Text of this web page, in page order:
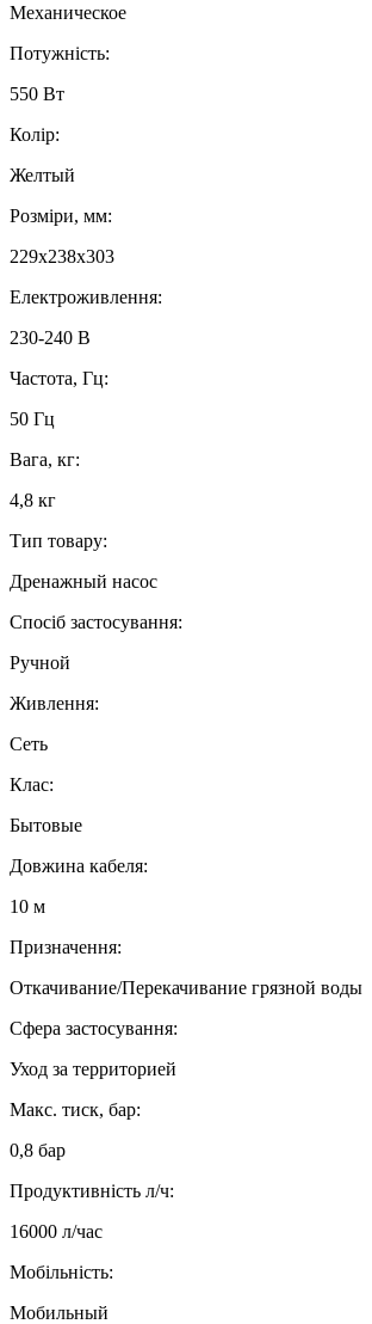
Механическое
Потужність:
550 Вт
Колір:
Желтый
Розміри, мм:
229x238x303
Електроживлення:
230-240 В
Частота, Гц:
50 Гц
Вага, кг:
4,8 кг
Тип товару:
Дренажный насос
Спосіб застосування:
Ручной
Живлення:
Сеть
Клас:
Бытовые
Довжина кабеля:
10 м
Призначення:
Откачивание/Перекачивание грязной воды
Сфера застосування:
Уход за территорией
Макс. тиск, бар:
0,8 бар
Продуктивність л/ч:
16000 л/час
Мобільність:
Мобильный